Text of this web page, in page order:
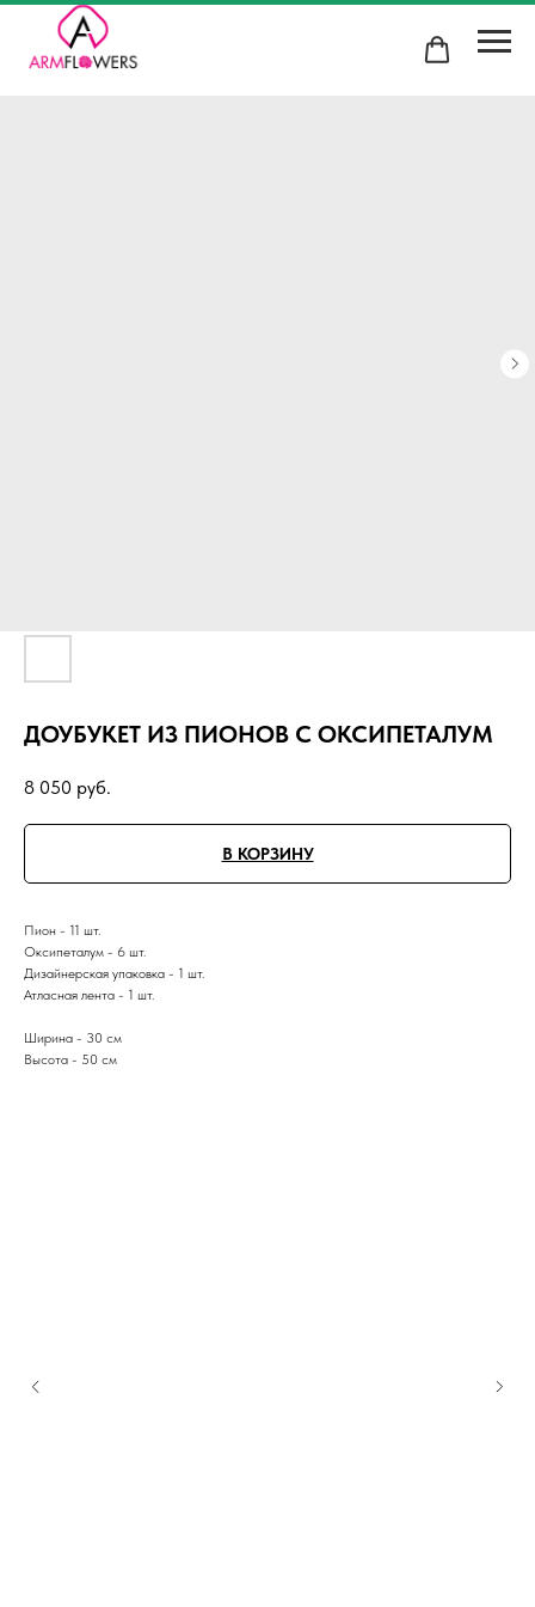
ДОУБУКЕТ ИЗ ПИОНОВ С ОКСИПЕТАЛУМ
8 050 руб.
В КОРЗИНУ
Пион - 11 шт.
Оксипеталум - 6 шт.
Дизайнерская упаковка - 1 шт.
Атласная лента - 1 шт.
Ширина - 30 см
Высота - 50 см